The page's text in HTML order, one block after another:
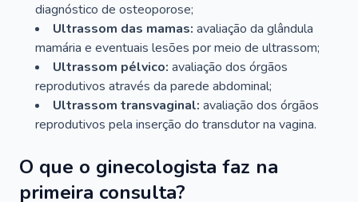
diagnóstico de osteoporose;
Ultrassom das mamas: avaliação da glândula
mamária e eventuais lesões por meio de ultrassom;
Ultrassom pélvico: avaliação dos órgãos
reprodutivos através da parede abdominal;
Ultrassom transvaginal: avaliação dos órgãos
reprodutivos pela inserção do transdutor na vagina.
O que o ginecologista faz na
primeira consulta?